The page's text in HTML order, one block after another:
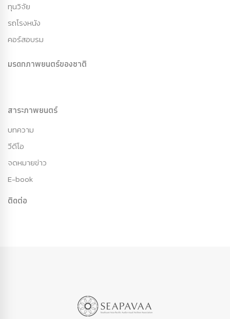
ทุนวิจัย
รถโรงหนัง
คอร์สอบรม
มรดกภาพยนตร์ของชาติ
สาระภาพยนตร์
บทความ
วีดีโอ
จดหมายข่าว
E-book
ติดต่อ